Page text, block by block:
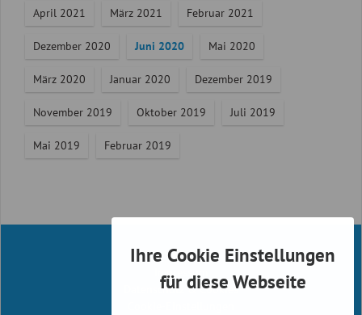
April 2021 März 2021 Februar 2021
Dezember 2020 Juni 2020 Mai 2020
März 2020 Januar 2020 Dezember 2019
November 2019 Oktober 2019 Juli 2019
Mai 2019 Februar 2019
Infos
Impressum
Datenschutz & Cookies
Ihre Cookie Einstellungen
für diese Webseite